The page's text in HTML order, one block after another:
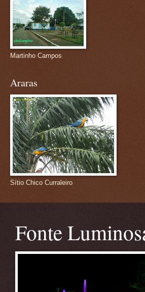
Martinho Campos
Araras
Sítio Chico Curraleiro
Fonte